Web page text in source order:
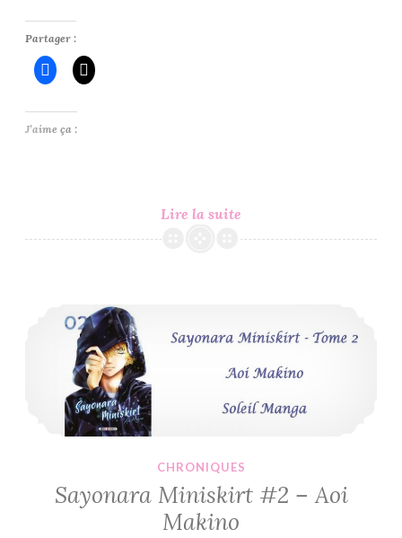
Lire la suite
Lecture
2021
Partager :
J’aime ça :
CHRONIQUES
Sayonara Miniskirt #2 – Aoi
Makino